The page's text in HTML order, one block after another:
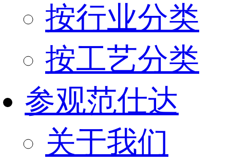
按行业分类
按工艺分类
参观范仕达
关于我们